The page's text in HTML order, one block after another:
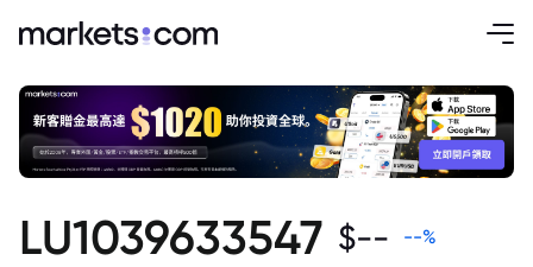
LU1039633547 $-- --%